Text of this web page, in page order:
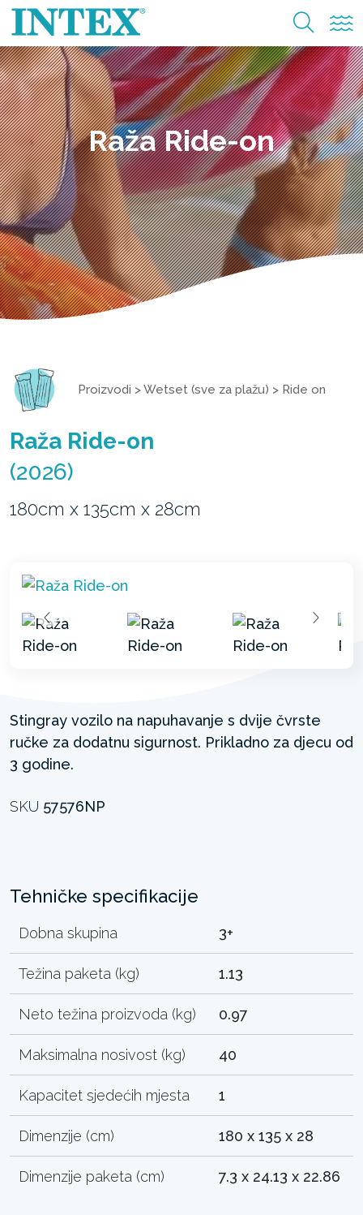
Raža Ride-on
Proizvodi >Wetset (sve za plažu) > Ride on
Raža Ride-on
(2026)
180cm x 135cm x 28cm
Stingray vozilo na napuhavanje s dvije čvrste
ručke za dodatnu sigurnost. Prikladno za djecu od
3 godine.
SKU 57576NP
Tehničke specifikacije
Dobna skupina 3+
Težina paketa (kg) 1.13
Neto težina proizvoda (kg) 0.97
Maksimalna nosivost (kg) 40
Kapacitet sjedećih mjesta 1
Dimenzije (cm) 180 x 135 x 28
Dimenzije paketa (cm) 7.3 x 24.13 x 22.86